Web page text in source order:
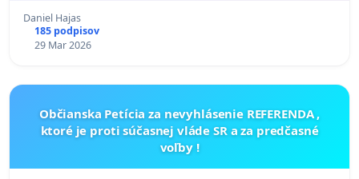
Daniel Hajas
185 podpisov
29 Mar 2026
Občianska Petícia za nevyhlásenie REFERENDA ,
ktoré je proti súčasnej vláde SR a za predčasné
voľby !